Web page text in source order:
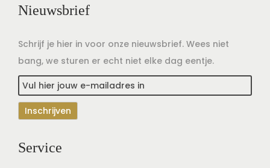
Nieuwsbrief
Schrijf je hier in voor onze nieuwsbrief. Wees niet
bang, we sturen er echt niet elke dag eentje.
Service